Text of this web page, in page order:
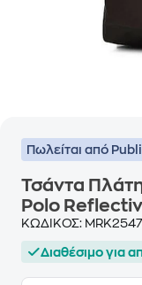
Πωλείται από
Τσάντα
Polo
ΚΩΔΙΚΟΣ:
Διαθέσιμο για